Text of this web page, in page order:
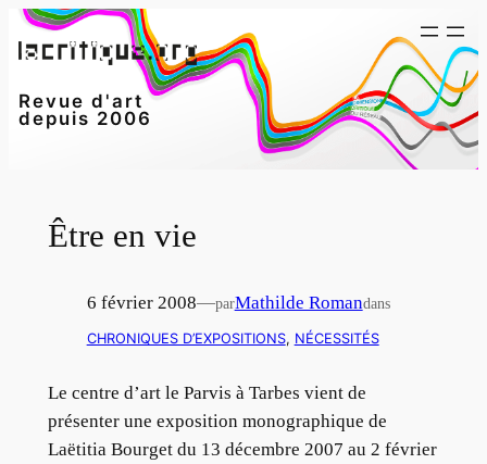
Aller
au
Revue d'art
depuis 2006
Être en vie
6 février 2008—parMathilde Romandans
CHRONIQUES D’EXPOSITIONS, NÉCESSITÉS
Le centre d’art le Parvis à Tarbes vient de
présenter une exposition monographique de
Laëtitia Bourget du 13 décembre 2007 au 2 février